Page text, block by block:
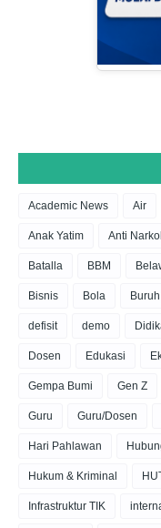
Academic News Air
Anak Yatim Anti
Batalla BBM
Bisnis Bola Buruh
defisit demo
Dosen Edukasi
Gempa Bumi Gen Z
Guru Guru/Dosen
Hari Pahlawan
Hukum & Kriminal
Infrastruktur TIK